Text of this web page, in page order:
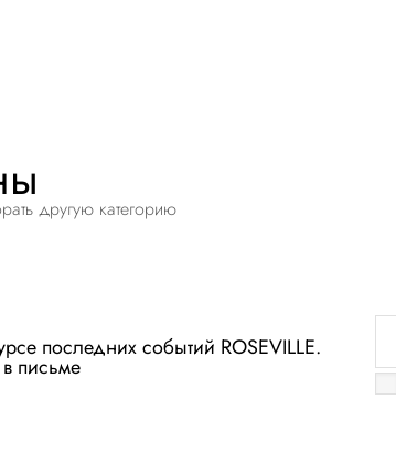
другую категорию
последних событий ROSEVILLE.
письме